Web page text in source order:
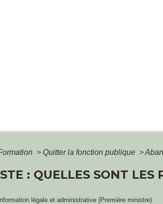
> Quitter la fonction publique >
: QUELLES SONT LES
légale et administrative (Première ministre)